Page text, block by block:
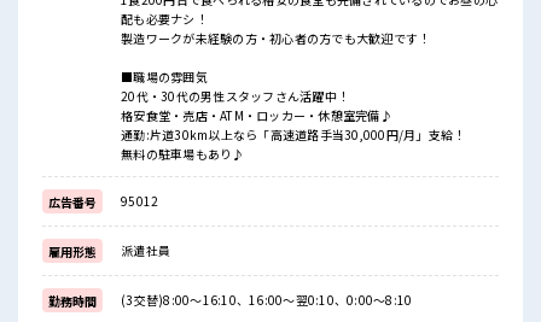
配も必要ナシ！
製造ワークが未経験の方・初心者の方でも大歓迎です！
■職場の雰囲気
20代・30代の男性スタッフさん活躍中！
格安食堂・売店・ATM・ロッカー・休憩室完備♪
通勤:片道30km以上なら「高速道路手当30,000円/月」支給！
無料の駐車場もあり♪
広告番号 95012
雇用形態 派遣社員
勤務時間 (3交替)8:00～16:10、16:00～翌0:10、0:00～8:10